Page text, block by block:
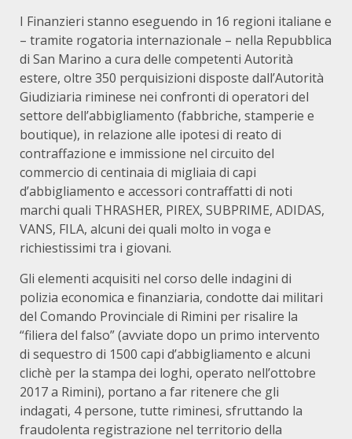
I Finanzieri stanno eseguendo in 16 regioni italiane e
– tramite rogatoria internazionale – nella Repubblica
di San Marino a cura delle competenti Autorità
estere, oltre 350 perquisizioni disposte dall’Autorità
Giudiziaria riminese nei confronti di operatori del
settore dell’abbigliamento (fabbriche, stamperie e
boutique), in relazione alle ipotesi di reato di
contraffazione e immissione nel circuito del
commercio di centinaia di migliaia di capi
d’abbigliamento e accessori contraffatti di noti
marchi quali THRASHER, PIREX, SUBPRIME, ADIDAS,
VANS, FILA, alcuni dei quali molto in voga e
richiestissimi tra i giovani.
Gli elementi acquisiti nel corso delle indagini di
polizia economica e finanziaria, condotte dai militari
del Comando Provinciale di Rimini per risalire la
“filiera del falso” (avviate dopo un primo intervento
di sequestro di 1500 capi d’abbigliamento e alcuni
clichè per la stampa dei loghi, operato nell’ottobre
2017 a Rimini), portano a far ritenere che gli
indagati, 4 persone, tutte riminesi, sfruttando la
fraudolenta registrazione nel territorio della